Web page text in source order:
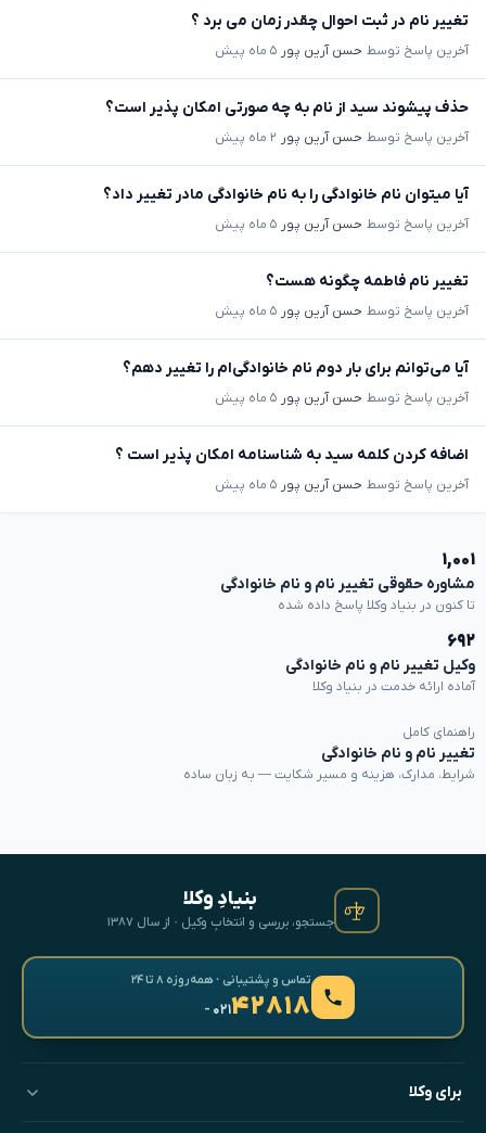
تغییر نام در ثبت احوال چقدر زمان می برد ؟
آخرین پاسخ توسط حسن آرین پور ۵ ماه پیش
حذف پیشوند سید از نام به چه صورتی امکان پذیر است؟
آخرین پاسخ توسط حسن آرین پور ۲ ماه پیش
آیا میتوان نام خانوادگی را به نام خانوادگی مادر تغییر داد؟
آخرین پاسخ توسط حسن آرین پور ۵ ماه پیش
تغییر نام فاطمه چگونه هست؟
آخرین پاسخ توسط حسن آرین پور ۵ ماه پیش
آیا می‌توانم برای بار دوم نام خانوادگی‌ام را تغییر دهم؟
آخرین پاسخ توسط حسن آرین پور ۵ ماه پیش
اضافه کردن کلمه سید به شناسنامه امکان پذیر است ؟
آخرین پاسخ توسط حسن آرین پور ۵ ماه پیش
۱,۰۰۱
مشاوره حقوقی تغییر نام و نام خانوادگی
تا کنون در بنیاد وکلا پاسخ داده شده
۶۹۲
وکیل تغییر نام و نام خانوادگی
آماده ارائه خدمت در بنیاد وکلا
راهنمای کامل
تغییر نام و نام خانوادگی
شرایط، مدارک، هزینه و مسیر شکایت — به زبان ساده
بنیادِ وکلا
جستجو، بررسی و انتخابِ وکیل · از سال ۱۳۸۷
تماس و پشتیبانی · همه‌روزه ۸ تا ۲۴
۴۲۸۱۸- ۰۲۱
برای وکلا